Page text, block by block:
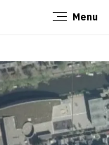
Menu
Sluiten